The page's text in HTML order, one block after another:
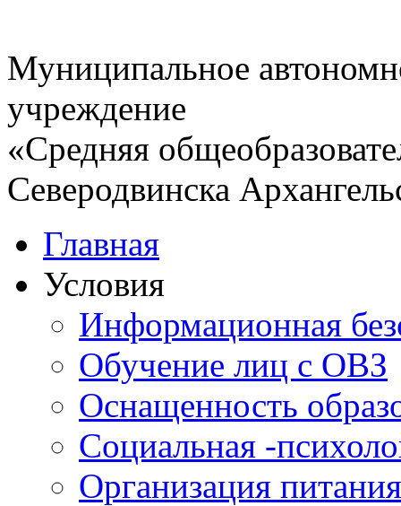
Муниципальное
учреждение
«Средняя
Северодвинска
Главная
Условия
Информационная
Обучение лиц с ОВЗ
Оснащенность
Социальная -
Организация